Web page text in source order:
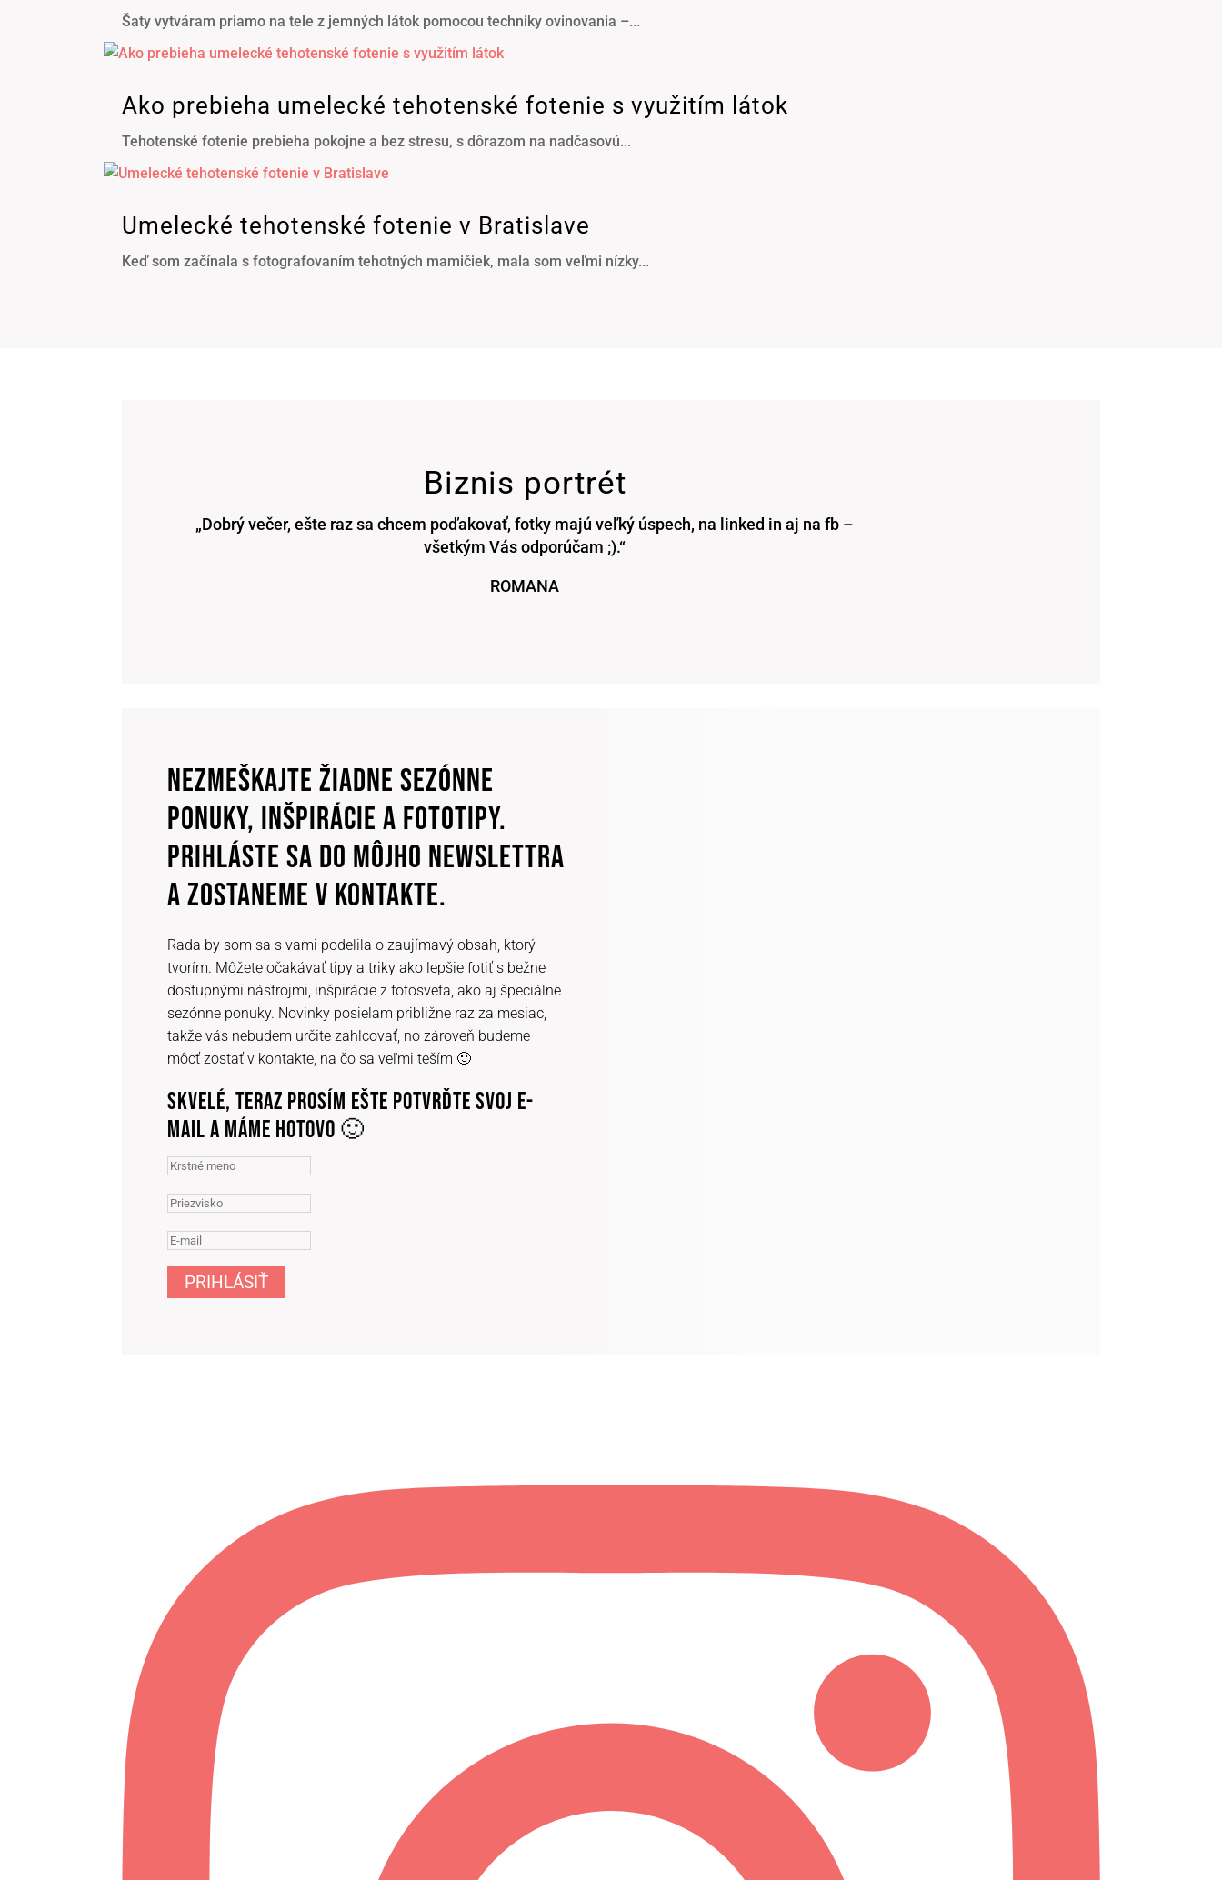
Šaty vytváram priamo na tele z jemných látok pomocou techniky ovinovania –...
Ako prebieha umelecké tehotenské fotenie s využitím látok
Tehotenské fotenie prebieha pokojne a bez stresu, s dôrazom na nadčasovú...
Umelecké tehotenské fotenie v Bratislave
Keď som začínala s fotografovaním tehotných mamičiek, mala som veľmi nízky...
Biznis portrét
„Dobrý večer, ešte raz sa chcem poďakovať, fotky majú veľký úspech, na linked in aj na fb –
všetkým Vás odporúčam ;).“
ROMANA
NEZMEŠKAJTE ŽIADNE SEZÓNNE
PONUKY, INŠPIRÁCIE A FOTOTIPY.
PRIHLÁSTE SA DO MÔJHO NEWSLETTRA
A ZOSTANEME V KONTAKTE.
Rada by som sa s vami podelila o zaujímavý obsah, ktorý
tvorím. Môžete očakávať tipy a triky ako lepšie fotiť s bežne
dostupnými nástrojmi, inšpirácie z fotosveta, ako aj špeciálne
sezónne ponuky. Novinky posielam približne raz za mesiac,
takže vás nebudem určite zahlcovať, no zároveň budeme
môcť zostať v kontakte, na čo sa veľmi teším 🙂
SKVELÉ, TERAZ PROSÍM EŠTE POTVRĎTE SVOJ E-
MAIL A MÁME HOTOVO 🙂
PRIHLÁSIŤ